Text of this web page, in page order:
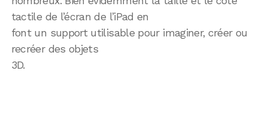
tactile de l’écran de l’iPad en
font un support utilisable pour imaginer, créer ou
recréer des objets
3D.